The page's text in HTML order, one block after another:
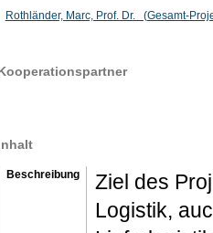
Rothländer, Marc, Prof. Dr. (Gesamt-
Beschreibung
Ziel des
Logistik,